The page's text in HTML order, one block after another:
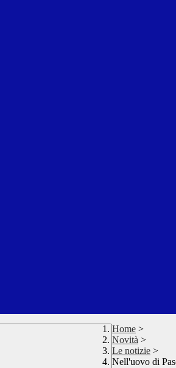
Home >
Novità >
Le notizie >
Nell'uovo di